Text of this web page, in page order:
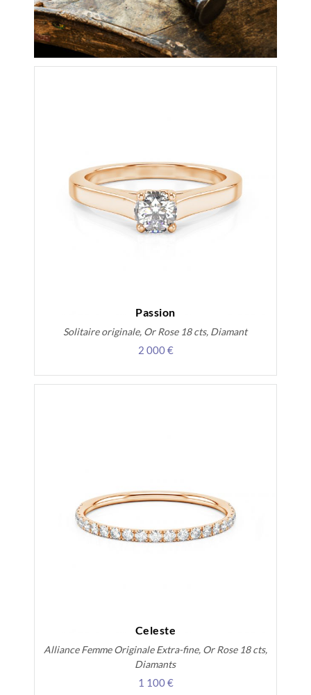
Passion
Solitaire originale, Or Rose 18 cts, Diamant
2 000 €
Celeste
Alliance Femme Originale Extra-fine, Or Rose 18 cts,
Diamants
1 100 €